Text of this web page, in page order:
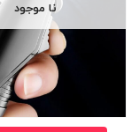
نا موجود